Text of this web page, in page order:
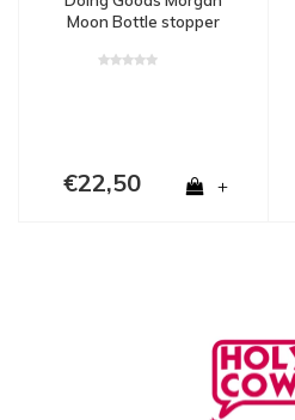
Moon Bottle stopper
€22,50 +